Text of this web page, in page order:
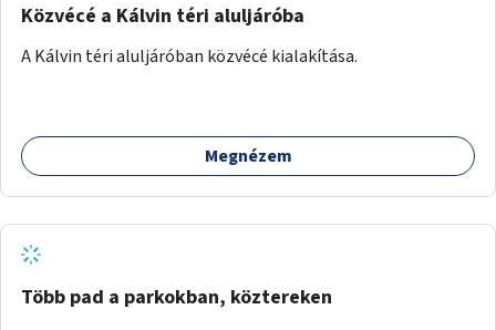
Közvécé a Kálvin téri aluljáróba
A Kálvin téri aluljáróban közvécé kialakítása.
Megnézem
Több pad a parkokban, köztereken